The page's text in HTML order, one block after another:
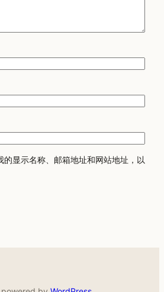
的显示名称、邮箱地址和网站地址，以